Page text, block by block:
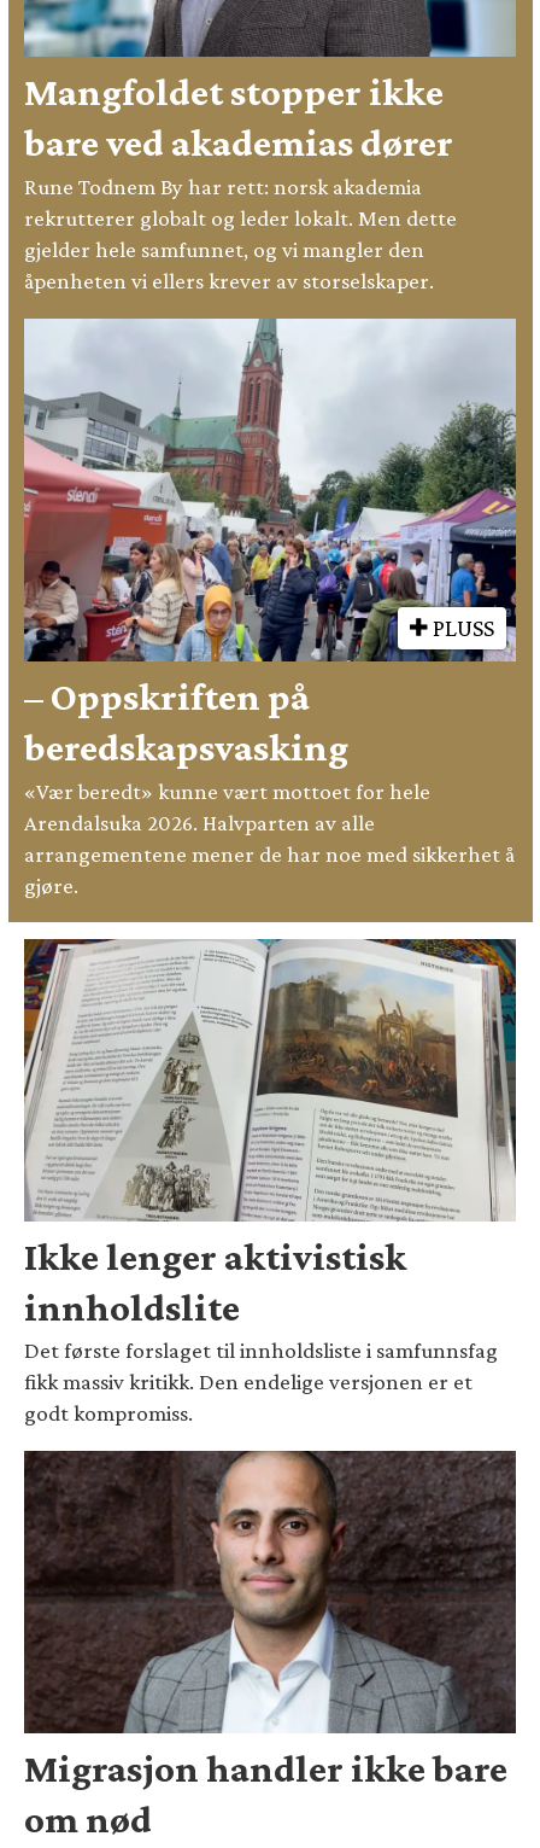
Mangfoldet stopper ikke
bare ved akademias dører
Rune Todnem By har rett: norsk akademia
rekrutterer globalt og leder lokalt. Men dette
gjelder hele samfunnet, og vi mangler den
åpenheten vi ellers krever av storselskaper.
PLUSS
– Oppskriften på
beredskapsvasking
«Vær beredt» kunne vært mottoet for hele
Arendalsuka 2026. Halvparten av alle
arrangementene mener de har noe med sikkerhet å
gjøre.
Ikke lenger aktivistisk
innholdslite
Det første forslaget til innholdsliste i samfunnsfag
fikk massiv kritikk. Den endelige versjonen er et
godt kompromiss.
Migrasjon handler ikke bare
om nød